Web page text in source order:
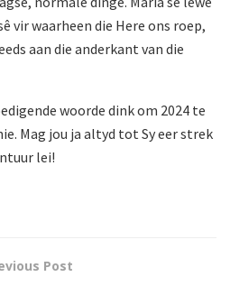
vir waarheen die Here ons roep,
aan die anderkant van die
woorde dink om 2024 te
Mag jou ja altyd tot Sy eer strek
lei!
Post